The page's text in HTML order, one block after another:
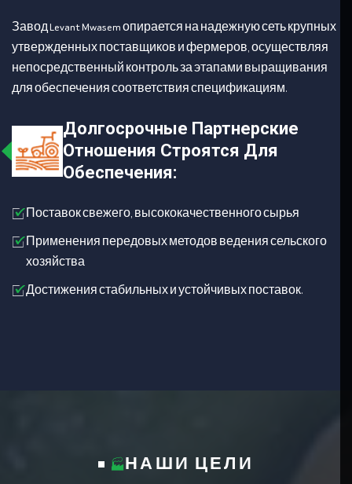
Завод Levant Mwasem опирается на надежную сеть крупных
утвержденных поставщиков и фермеров, осуществляя
непосредственный контроль за этапами выращивания
для обеспечения соответствия спецификациям.
Долгосрочные Партнерские
Отношения Строятся Для
Обеспечения:
Поставок свежего, высококачественного сырья
Применения передовых методов ведения сельского
хозяйства
Достижения стабильных и устойчивых поставок.
НАШИ ЦЕЛИ